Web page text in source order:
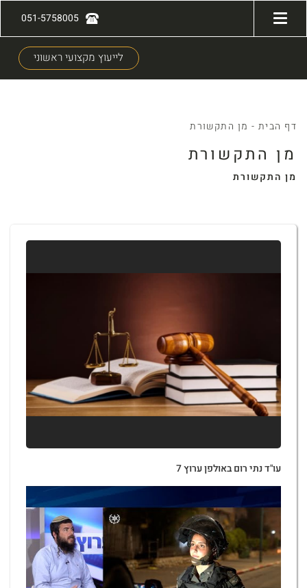
051-5758005
לייעוץ מקצועי ראשוני
דף הבית - מן התקשורת
מן התקשורת
מן התקשורת
עו"ד נתי רום באולפן ערוץ 7